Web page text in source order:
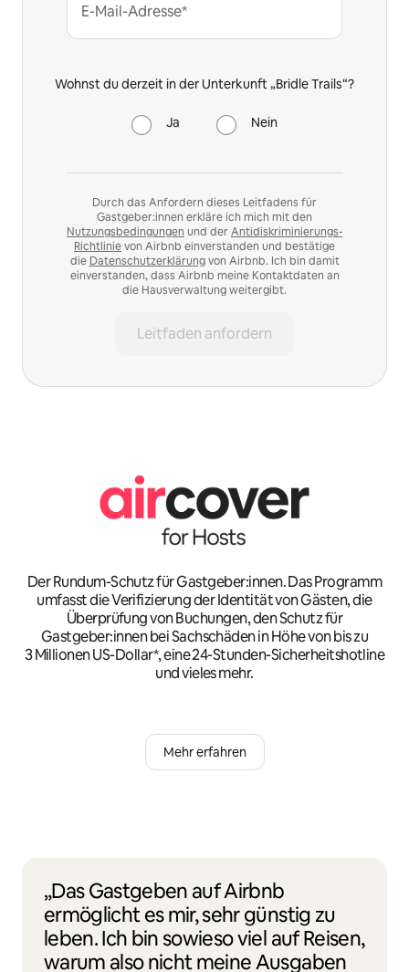
E-Mail-Adresse*
Wohnst du derzeit in der Unterkunft „Bridle Trails“?
Ja Nein
Durch das Anfordern dieses Leitfadens für
Gastgeber:innen erkläre ich mich mit den
Nutzungsbedingungen und der Antidiskriminierungs-
Richtlinievon Airbnb einverstanden und bestätige
die Datenschutzerklärungvon Airbnb. Ich bin damit
einverstanden, dass Airbnb meine Kontaktdaten an
die Hausverwaltung weitergibt.
Leitfaden anfordern
Der Rundum-Schutz für Gastgeber:innen. Das Programm
umfasst die Verifizierung der Identität von Gästen, die
Überprüfung von Buchungen, den Schutz für
Gastgeber:innen bei Sachschäden in Höhe von bis zu
3 Millionen US-Dollar*, eine 24-Stunden-Sicherheitshotline
und vieles mehr.
Mehr erfahren
„Das Gastgeben auf Airbnb
ermöglicht es mir, sehr günstig zu
leben. Ich bin sowieso viel auf Reisen,
warum also nicht meine Ausgaben